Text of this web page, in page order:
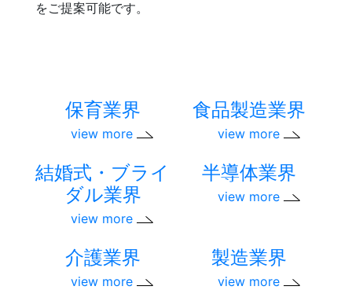
をご提案可能です。
保育業界
view more
食品製造業界
view more
結婚式・ブライ
ダル業界
view more
半導体業界
view more
介護業界
view more
製造業界
view more